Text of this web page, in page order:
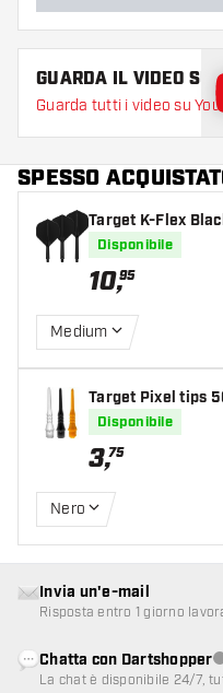
GUARDA IL VIDEO SU
Guarda tutti i video su
SPESSO
Target K-Flex
Disponibile
10,95
Medium
Target Pixel tips
Disponibile
3,75
Nero
Invia un'e-mail
Risposta entro 1 giorno
Chatta con Dartshopper
La chat è disponibile 24/7,